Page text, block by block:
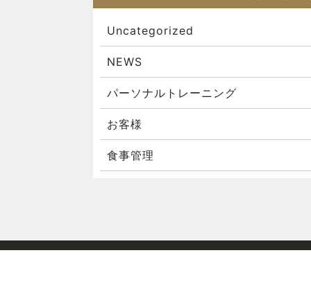
Uncategorized
NEWS
パーソナルトレーニング
お客様
食事管理